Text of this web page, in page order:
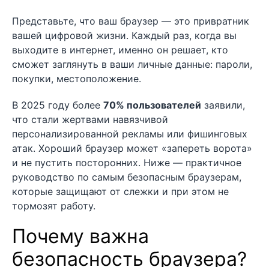
Представьте, что ваш браузер — это привратник
вашей цифровой жизни. Каждый раз, когда вы
выходите в интернет, именно он решает, кто
сможет заглянуть в ваши личные данные: пароли,
покупки, местоположение.
В 2025 году более 70% пользователей заявили,
что стали жертвами навязчивой
персонализированной рекламы или фишинговых
атак. Хороший браузер может «запереть ворота»
и не пустить посторонних. Ниже — практичное
руководство по самым безопасным браузерам,
которые защищают от слежки и при этом не
тормозят работу.
Почему важна
безопасность браузера?